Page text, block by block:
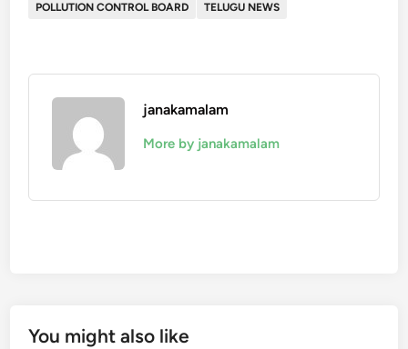
POLLUTION CONTROL BOARD
TELUGU NEWS
janakamalam
More by janakamalam
You might also like